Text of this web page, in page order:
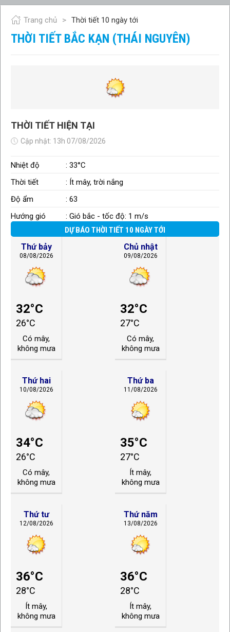
Trang chủ Thời tiết 10 ngày tới
THỜI TIẾT BẮC KẠN (THÁI NGUYÊN)
THỜI TIẾT HIỆN TẠI
Cập nhật: 13h 07/08/2026
Nhiệt độ
: 33°C
Thời tiết
: Ít mây, trời nắng
Độ ẩm
: 63
Hướng gió
: Gió bắc - tốc độ: 1 m/s
DỰ BÁO THỜI TIẾT 10 NGÀY TỚI
Thứ bảy
08/08/2026
32°C
26°C
Có mây,
không mưa
Chủ nhật
09/08/2026
32°C
27°C
Có mây,
không mưa
Thứ hai
10/08/2026
34°C
26°C
Có mây,
không mưa
Thứ ba
11/08/2026
35°C
27°C
Ít mây,
không mưa
Thứ tư
12/08/2026
36°C
28°C
Ít mây,
không mưa
Thứ năm
13/08/2026
36°C
28°C
Ít mây,
không mưa